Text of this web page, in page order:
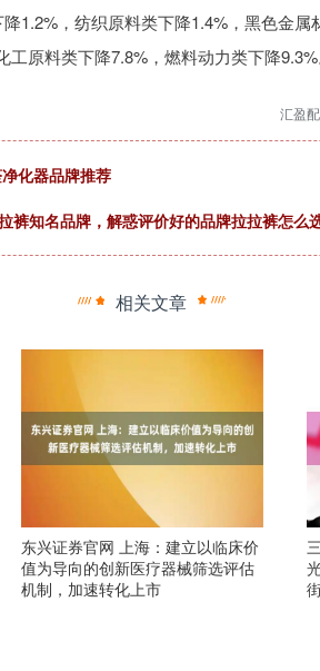
1.2%，纺织原料类下降1.4%，黑色金
原料类下降7.8%，燃料动力类下降9.3%
汇盈
化器品牌推荐
裤知名品牌，解惑评价好的品牌拉拉裤怎么
相关文章
东兴证券官网 上海：建立以临床价
值为导向的创新医疗器械筛选评估
机制，加速转化上市